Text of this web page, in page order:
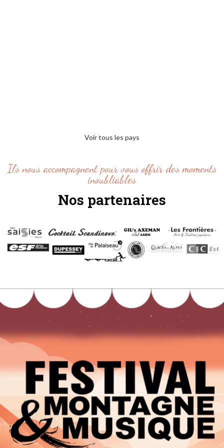
Voir tous les pays
Ils nous accompagnent pour vous offrir des moments
inoubliables
Nos partenaires